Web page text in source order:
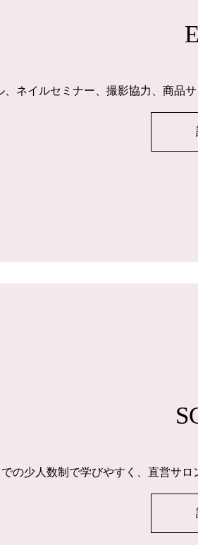
ネイルセミナー、撮影協力、商品
の少人数制で学びやすく、直営サ